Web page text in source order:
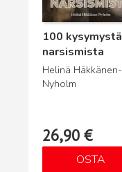
100 kysymystä
narsismista
Helinä Häkkänen-
Nyholm
26,90 €
OSTA